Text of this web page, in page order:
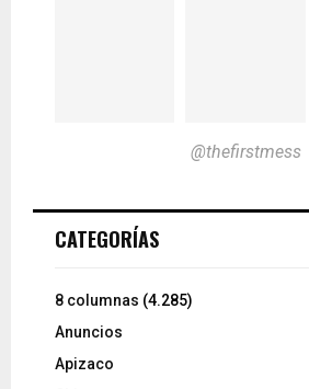
@thefirstmess
CATEGORÍAS
8 columnas (4.285)
Anuncios
Apizaco